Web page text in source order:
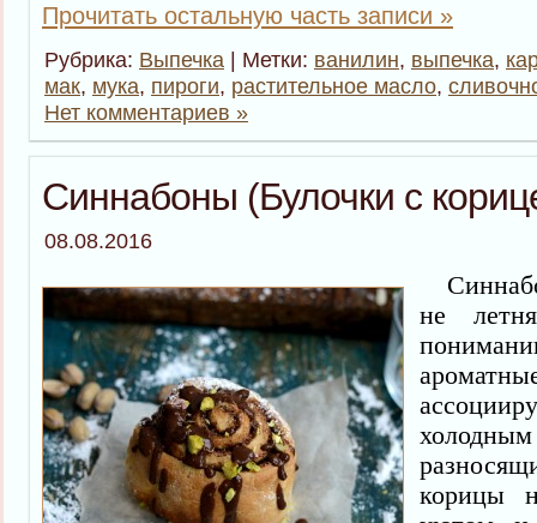
Прочитать остальную часть записи »
Рубрика: Выпечка | Метки: ванилин, выпечка,
мак, мука, пироги, растительное масло,
Нет комментариев »
Синнабоны (Булочки с
08.08.2016
не
корицы